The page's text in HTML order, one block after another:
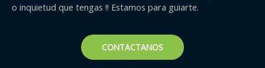
o inquietud que tengas !! Estamos para guiarte.
CONTACTANOS